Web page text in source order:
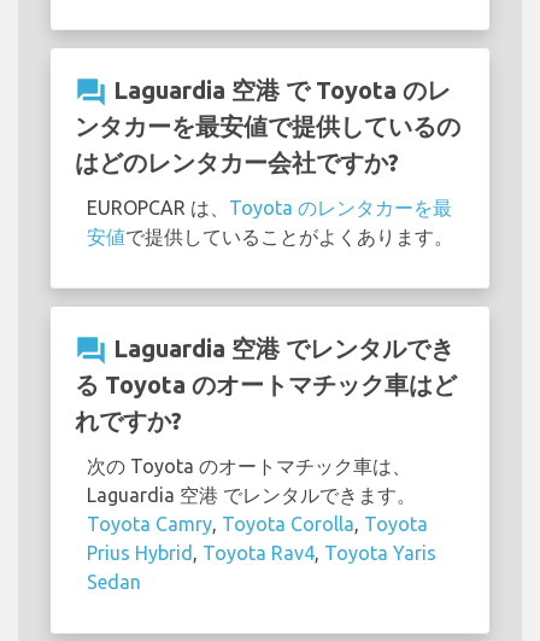
question_answer Laguardia 空港 で Toyota のレ
ンタカーを最安値で提供しているの
はどのレンタカー会社ですか?
EUROPCAR は、 Toyota のレンタカーを最
安値で提供していることがよくあります。
question_answer Laguardia 空港 でレンタルでき
る Toyota のオートマチック車はど
れですか?
次の Toyota のオートマチック車は、
Laguardia 空港 でレンタルできます。
Toyota Camry, Toyota Corolla, Toyota
Prius Hybrid , Toyota Rav4, Toyota Yaris
Sedan